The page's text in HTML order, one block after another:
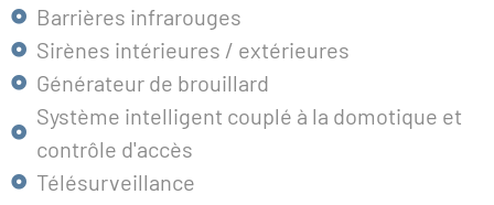
Barrières infrarouges
Sirènes intérieures / extérieures
Générateur de brouillard
Système intelligent couplé à la domotique et
contrôle d'accès
Télésurveillance